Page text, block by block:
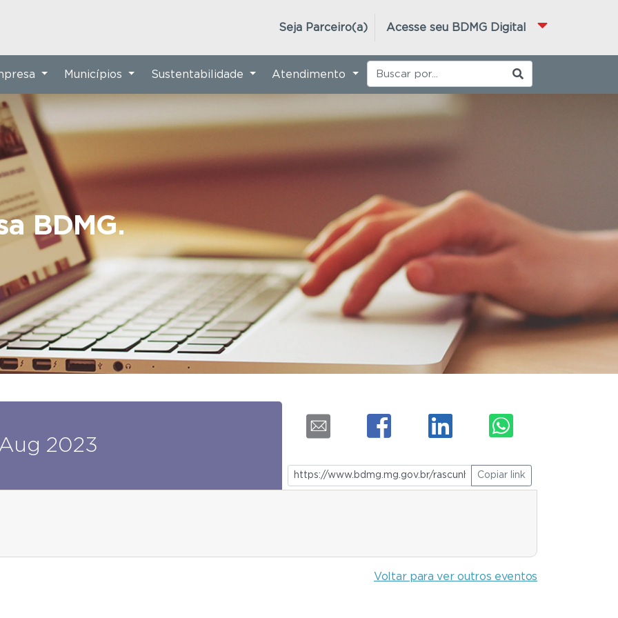
Acesse seu BDMG Digital
Seja Parceiro(a)
BDMG.
Municípios Sustentabilidade Atendimento
2023
Copiar link
Voltar para ver outros eventos